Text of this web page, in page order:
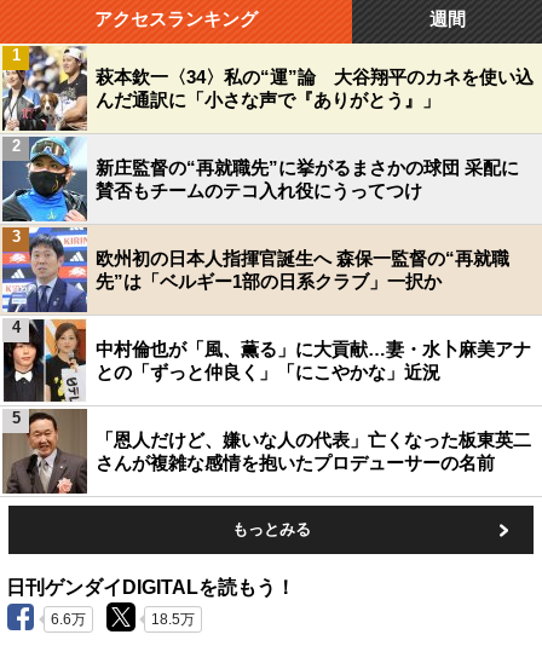
アクセスランキング 週間
萩本欽一〈34〉私の“運”論 大谷翔平のカネを使い込
んだ通訳に「小さな声で『ありがとう』」
1
新庄監督の“再就職先”に挙がるまさかの球団 采配に
賛否もチームのテコ入れ役にうってつけ
2
欧州初の日本人指揮官誕生へ 森保一監督の“再就職
先”は「ベルギー1部の日系クラブ」一択か
3
中村倫也が「風、薫る」に大貢献…妻・水卜麻美アナ
との「ずっと仲良く」「にこやかな」近況
4
「恩人だけど、嫌いな人の代表」亡くなった板東英二
さんが複雑な感情を抱いたプロデューサーの名前
5
もっとみる
日刊ゲンダイDIGITALを読もう！
6.6万 18.5万